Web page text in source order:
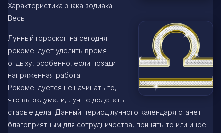
Характеристика знака зодиака
Весы
Лунный гороскоп на сегодня
рекомендует уделить время
отдыху, особенно, если позади
напряженная работа.
Рекомендуется не начинать то,
что вы задумали, лучше доделать
старые дела. Данный период лунного календаря станет
благоприятным для сотрудничества, принять то или иное